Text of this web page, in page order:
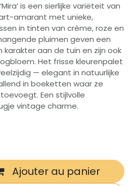
is een sierlijke variëteit van
amarant met unieke,
in tinten van crème, roze en
pluimen geven een
karakter aan de tuin en zijn ook
Het frisse kleurenpalet
— elegant in natuurlijke
in boeketten waar ze
Een stijlvolle
vintage charme.
Ajouter au panier